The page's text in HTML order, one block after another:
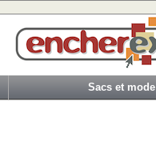
Sacs et mode